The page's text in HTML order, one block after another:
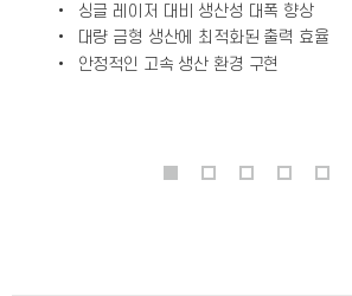
• 싱글 레이저 대비 생산성 대폭 향상
• 대량 금형 생산에 최적화된 출력 효율
• 안정적인 고속 생산 환경 구현